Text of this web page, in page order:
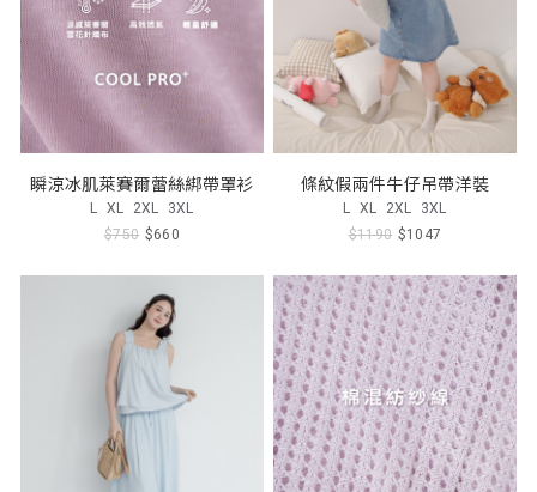
瞬涼冰肌萊賽爾蕾絲綁帶罩衫
L XL 2XL 3XL
$750 $660
條紋假兩件牛仔吊帶洋裝
L XL 2XL 3XL
$1190 $1047